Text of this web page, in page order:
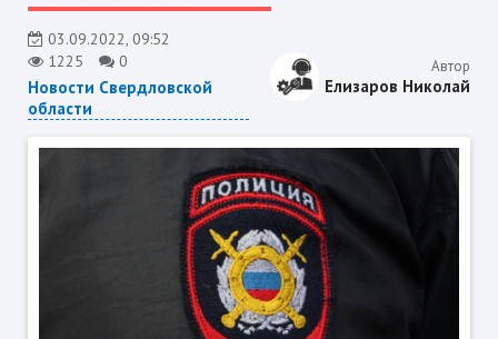
03.09.2022, 09:52
1225
0
Новости Свердловской
области
Автор
Елизаров Николай